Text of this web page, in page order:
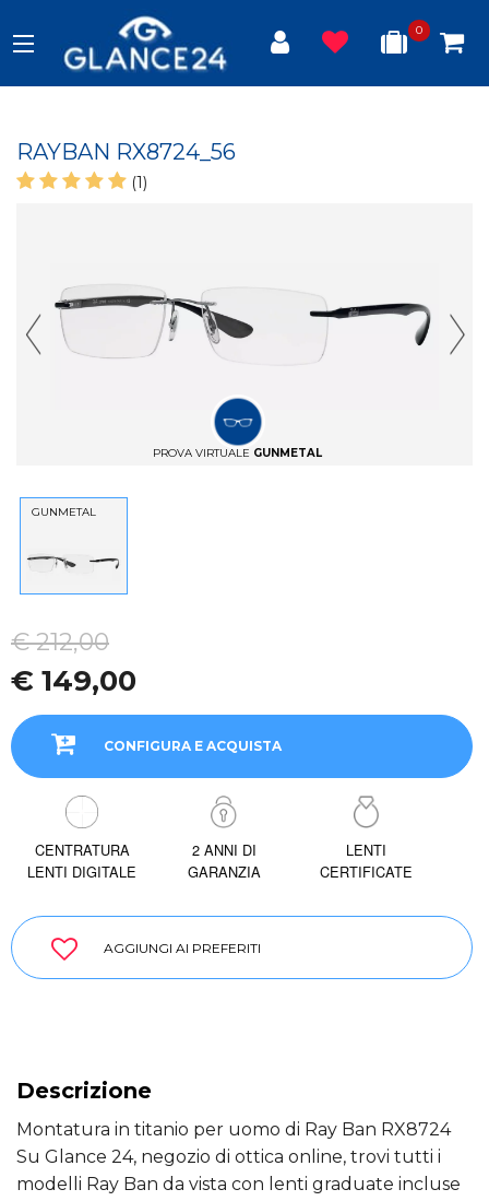
0
RAYBAN RX8724_56
(1)
PROVA VIRTUALE GUNMETAL
Previous Slide
GUNMETAL
€ 212,00
€ 149,00
CONFIGURA E ACQUISTA
CENTRATURA
LENTI DIGITALE
2 ANNI DI
GARANZIA
LENTI
CERTIFICATE
AGGIUNGI AI PREFERITI
Descrizione
Montatura in titanio per uomo di Ray Ban RX8724
Su Glance 24, negozio di ottica online, trovi tutti i
modelli Ray Ban da vista con lenti graduate incluse